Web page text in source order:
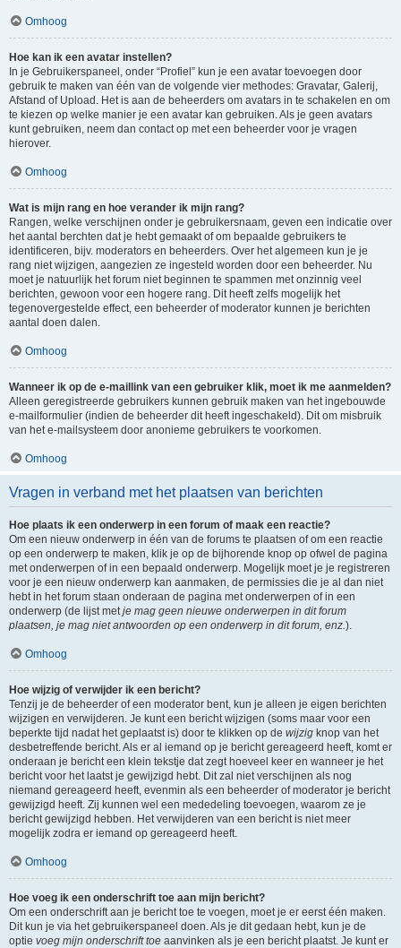
Omhoog
Hoe kan ik een avatar instellen?
In je Gebruikerspaneel, onder “Profiel” kun je een avatar toevoegen door
gebruik te maken van één van de volgende vier methodes: Gravatar, Galerij,
Afstand of Upload. Het is aan de beheerders om avatars in te schakelen en om
te kiezen op welke manier je een avatar kan gebruiken. Als je geen avatars
kunt gebruiken, neem dan contact op met een beheerder voor je vragen
hierover.
Omhoog
Wat is mijn rang en hoe verander ik mijn rang?
Rangen, welke verschijnen onder je gebruikersnaam, geven een indicatie over
het aantal berchten dat je hebt gemaakt of om bepaalde gebruikers te
identificeren, bijv. moderators en beheerders. Over het algemeen kun je je
rang niet wijzigen, aangezien ze ingesteld worden door een beheerder. Nu
moet je natuurlijk het forum niet beginnen te spammen met onzinnig veel
berichten, gewoon voor een hogere rang. Dit heeft zelfs mogelijk het
tegenovergestelde effect, een beheerder of moderator kunnen je berichten
aantal doen dalen.
Omhoog
Wanneer ik op de e-maillink van een gebruiker klik, moet ik me aanmelden?
Alleen geregistreerde gebruikers kunnen gebruik maken van het ingebouwde
e-mailformulier (indien de beheerder dit heeft ingeschakeld). Dit om misbruik
van het e-mailsysteem door anonieme gebruikers te voorkomen.
Omhoog
Vragen in verband met het plaatsen van berichten
Hoe plaats ik een onderwerp in een forum of maak een reactie?
Om een nieuw onderwerp in één van de forums te plaatsen of om een reactie
op een onderwerp te maken, klik je op de bijhorende knop op ofwel de pagina
met onderwerpen of in een bepaald onderwerp. Mogelijk moet je je registreren
voor je een nieuw onderwerp kan aanmaken, de permissies die je al dan niet
hebt in het forum staan onderaan de pagina met onderwerpen of in een
onderwerp (de lijst metje mag geen nieuwe onderwerpen in dit forum
plaatsen, je mag niet antwoorden op een onderwerp in dit forum, enz.).
Omhoog
Hoe wijzig of verwijder ik een bericht?
Tenzij je de beheerder of een moderator bent, kun je alleen je eigen berichten
wijzigen en verwijderen. Je kunt een bericht wijzigen (soms maar voor een
beperkte tijd nadat het geplaatst is) door te klikken op de wijzig knop van het
desbetreffende bericht. Als er al iemand op je bericht gereageerd heeft, komt er
onderaan je bericht een klein tekstje dat zegt hoeveel keer en wanneer je het
bericht voor het laatst je gewijzigd hebt. Dit zal niet verschijnen als nog
niemand gereageerd heeft, evenmin als een beheerder of moderator je bericht
gewijzigd heeft. Zij kunnen wel een mededeling toevoegen, waarom ze je
bericht gewijzigd hebben. Het verwijderen van een bericht is niet meer
mogelijk zodra er iemand op gereageerd heeft.
Omhoog
Hoe voeg ik een onderschrift toe aan mijn bericht?
Om een onderschrift aan je bericht toe te voegen, moet je er eerst één maken.
Dit kun je via het gebruikerspaneel doen. Als je dit gedaan hebt, kun je de
optie voeg mijn onderschrift toe aanvinken als je een bericht plaatst. Je kunt er